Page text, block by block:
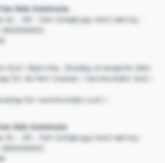
Oslo kommune
61 - 85 - fem boligbygg med næring -
Syd i Bjørvika. Onsdag arrangerte Oslo
for de fem husene i Vannkunsten Syd i
for-vannkunsten-syd-i-
Oslo kommune
61 - 85 - fem boligbygg med næring -